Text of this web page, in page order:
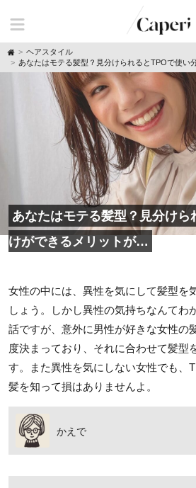
H
o
ヘアスタイル
あなたはモテる髪型？見分けられるとTPOで使い
あなたはモテる髪型？見分けら
けができるメリットが…
女性の中には、異性を気にして髪型を
しょう。しかし異性の気持ちなんて
話ですが、意外に男性が好きな女性の
度決まっており、それに合わせて髪型
す。また異性を気にしない女性でも、
髪を知って損はありませんよ。
かえで